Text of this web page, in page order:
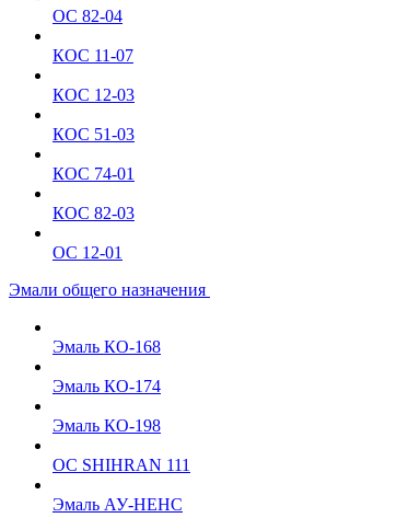
ОС 82-04
КОС 11-07
КОС 12-03
КОС 51-03
КОС 74-01
КОС 82-03
ОС 12-01
Эмали общего назначения
Эмаль КО-168
Эмаль КО-174
Эмаль КО-198
ОС SHIHRAN 111
Эмаль АУ-НЕНС